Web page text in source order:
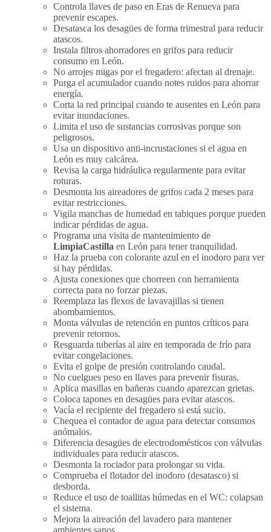
Controla llaves de paso en Eras de Renueva para
prevenir escapes.
Desatasca los desagües de forma trimestral para reducir
atascos.
Instala filtros ahorradores en grifos para reducir
consumo en León.
No arrojes migas por el fregadero: afectan al drenaje.
Purga el acumulador cuando notes ruidos para ahorrar
energía.
Corta la red principal cuando te ausentes en León para
evitar inundaciones.
Limita el uso de sustancias corrosivas porque son
peligrosos.
Usa un dispositivo anti-incrustaciones si el agua en
León es muy calcárea.
Revisa la carga hidráulica regularmente para evitar
roturas.
Desmonta los aireadores de grifos cada 2 meses para
evitar restricciones.
Vigila manchas de humedad en tabiques porque pueden
indicar pérdidas de agua.
Programa una visita de mantenimiento de
LimpiaCastilla en León para tener tranquilidad.
Haz la prueba con colorante azul en el inodoro para ver
si hay pérdidas.
Ajusta conexiones que chorreen con herramienta
correcta para no forzar piezas.
Reemplaza las flexos de lavavajillas si tienen
abombamientos.
Monta válvulas de retención en puntos críticos para
prevenir retornos.
Resguarda tuberías al aire en temporada de frío para
evitar congelaciones.
Evita el golpe de presión controlando caudal.
No cuelgues peso en llaves para prevenir fisuras.
Aplica masillas en bañeras cuando aparezcan grietas.
Coloca tapones en desagües para evitar atascos.
Vacía el recipiente del fregadero si está sucio.
Chequea el contador de agua para detectar consumos
anómalos.
Diferencia desagües de electrodomésticos con válvulas
individuales para reducir atascos.
Desmonta la rociador para prolongar su vida.
Comprueba el flotador del inodoro (desatasco) si
desborda.
Reduce el uso de toallitas húmedas en el WC: colapsan
el sistema.
Mejora la aireación del lavadero para mantener
ambientes sanos.